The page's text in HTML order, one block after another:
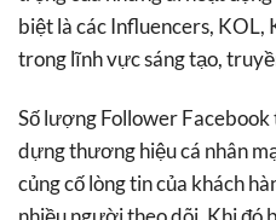
biệt là các Influencers, KOL,
trong lĩnh vực sáng tạo,
Số lượng Follower Facebook
dựng thương hiệu cá nhân
củng cố lòng tin của khách